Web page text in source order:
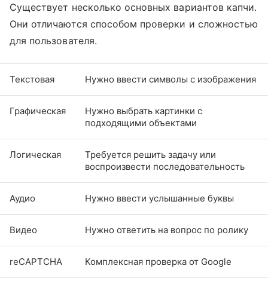
Существует несколько основных вариантов капчи.
Они отличаются способом проверки и сложностью
для пользователя.
Текстовая Нужно ввести символы с изображения
Графическая
Нужно выбрать картинки с
подходящими объектами
Логическая
Требуется решить задачу или
воспроизвести последовательность
Аудио Нужно ввести услышанные буквы
Видео Нужно ответить на вопрос по ролику
reCAPTCHA Комплексная проверка от Google